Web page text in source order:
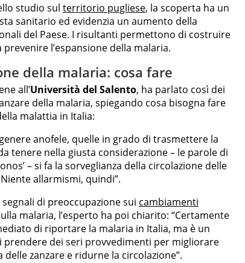
studio sul territorio pugliese, la scoperta ha un
sanitario ed evidenzia un aumento della
del Paese. I risultanti permettono di costruire
l’espansione della malaria.
della malaria: cosa fare
all’Università del Salento, ha parlato così dei
della malaria, spiegando cosa bisogna fare
malattia in Italia:
anofele, quelle in grado di trasmettere la
tenere nella giusta considerazione – le parole di
– si fa la sorveglianza della circolazione delle
allarmismi, quindi”.
di preoccupazione sui cambiamenti
malaria, l’esperto ha poi chiarito: “Certamente
di riportare la malaria in Italia, ma è un
dei seri provvedimenti per migliorare
zanzare e ridurne la circolazione”.